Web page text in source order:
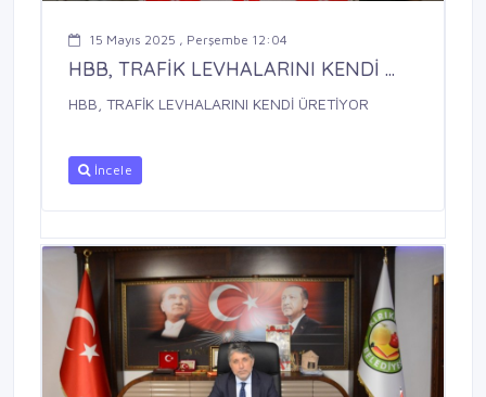
15 Mayıs 2025 , Perşembe 12:04
HBB, TRAFİK LEVHALARINI KENDİ ...
HBB, TRAFİK LEVHALARINI KENDİ ÜRETİYOR
İncele